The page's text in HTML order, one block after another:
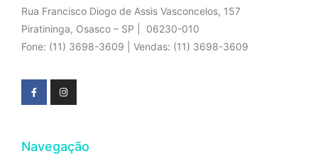
Rua Francisco Diogo de Assis Vasconcelos, 157
Piratininga, Osasco – SP | 06230-010
Fone: (11) 3698-3609 | Vendas: (11) 3698-3609
Navegação